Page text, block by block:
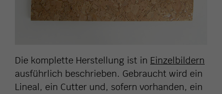
Die komplette Herstellung ist in Einzelbildern
ausführlich beschrieben. Gebraucht wird ein
Lineal, ein Cutter und, sofern vorhanden, ein